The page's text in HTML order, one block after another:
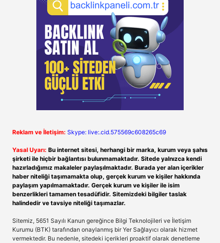
Reklam ve İletişim: Skype: live:.cid.575569c608265c69
Yasal Uyarı: Bu internet sitesi, herhangi bir marka, kurum veya şahıs
şirketi ile hiçbir bağlantısı bulunmamaktadır. Sitede yalnızca kendi
hazırladığımız makaleler paylaşılmaktadır. Burada yer alan içerikler
haber niteliği taşımamakta olup, gerçek kurum ve kişiler hakkında
paylaşım yapılmamaktadır. Gerçek kurum ve kişiler ile isim
benzerlikleri tamamen tesadüfidir. Sitemizdeki bilgiler taslak
halindedir ve tavsiye niteliği taşımazlar.
Sitemiz, 5651 Sayılı Kanun gereğince Bilgi Teknolojileri ve İletişim
Kurumu (BTK) tarafından onaylanmış bir Yer Sağlayıcı olarak hizmet
vermektedir. Bu nedenle, sitedeki içerikleri proaktif olarak denetleme